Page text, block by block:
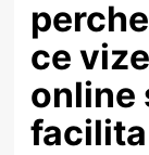
ce
online